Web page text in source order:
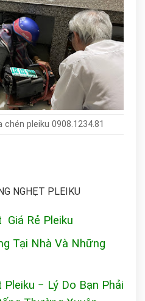
pleiku 0908.1234.81
NGHẸT PLEIKU
Giá Rẻ Pleiku
Tại Nhà Và Những
− Lý Do Bạn Phải